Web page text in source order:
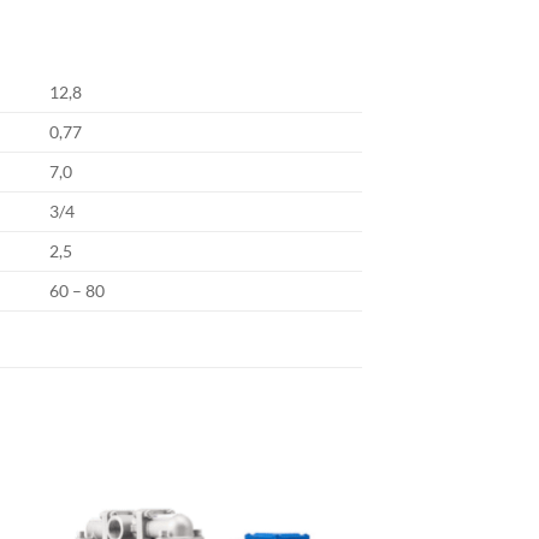
12,8
0,77
7,0
3/4
2,5
60 – 80